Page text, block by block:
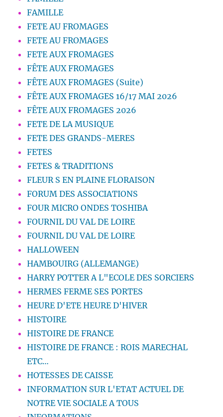
FAMILLE
FETE AU FROMAGES
FETE AU FROMAGES
FETE AUX FROMAGES
FÊTE AUX FROMAGES
FÊTE AUX FROMAGES (Suite)
FÊTE AUX FROMAGES 16/17 MAI 2026
FÊTE AUX FROMAGES 2026
FETE DE LA MUSIQUE
FETE DES GRANDS-MERES
FETES
FETES & TRADITIONS
FLEUR S EN PLAINE FLORAISON
FORUM DES ASSOCIATIONS
FOUR MICRO ONDES TOSHIBA
FOURNIL DU VAL DE LOIRE
FOURNIL DU VAL DE LOIRE
HALLOWEEN
HAMBOUIRG (ALLEMANGE)
HARRY POTTER A L"ECOLE DES SORCIERS
HERMES FERME SES PORTES
HEURE D'ETE HEURE D'HIVER
HISTOIRE
HISTOIRE DE FRANCE
HISTOIRE DE FRANCE : ROIS MARECHAL
ETC…
HOTESSES DE CAISSE
INFORMATION SUR L'ETAT ACTUEL DE
NOTRE VIE SOCIALE A TOUS